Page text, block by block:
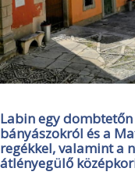
Labin egy
bányászokról és a
regékkel, valamint a
átlényegülő